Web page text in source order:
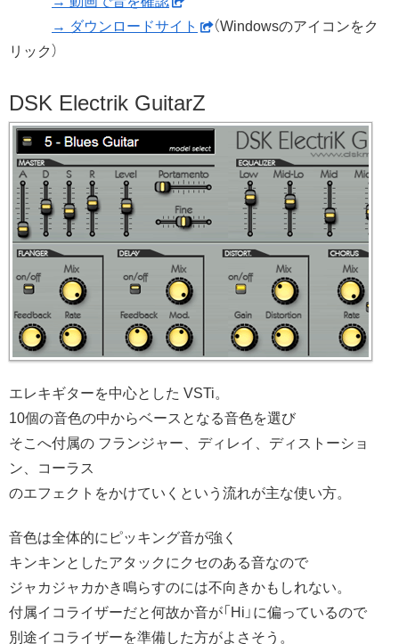
→ ダウンロードサイト
（Windowsのアイコンをク
リック）
DSK Electrik GuitarZ
エレキギターを中心とした VSTi。
10個の音色の中からベースとなる音色を選び
そこへ付属の フランジャー、ディレイ、ディストーショ
ン、コーラス
のエフェクトをかけていくという流れが主な使い方。
音色は全体的にピッキング音が強く
キンキンとしたアタックにクセのある音なので
ジャカジャカかき鳴らすのには不向きかもしれない。
付属イコライザーだと何故か音が「Hi」に偏っているので
別途イコライザーを準備した方がよさそう。